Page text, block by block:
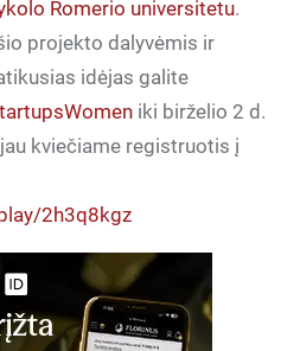
Romerio universitetu.
projekto dalyvėmis ir
idėjas galite
iki birželio 2 d.
kviečiame registruotis į
2h3q8kgz